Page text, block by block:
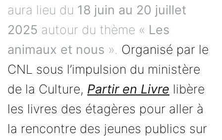
aura lieu du 18 juin au 20 juillet
2025 autour du thème « Les
animaux et nous ». Organisé par le
CNL sous l’impulsion du ministère
de la Culture, Partir en Livre libère
les livres des étagères pour aller à
la rencontre des jeunes publics sur